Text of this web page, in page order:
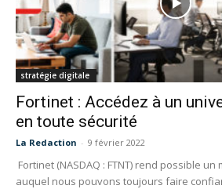
stratégie digitale
Fortinet : Accédez à un
en toute sécurité
La Redaction - 9 février 2022
Fortinet (NASDAQ : FTNT) rend possible
auquel nous pouvons toujours faire